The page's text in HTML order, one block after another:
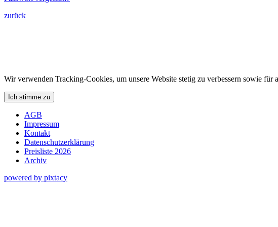
zurück
Wir verwenden Tracking-Cookies, um unsere Website stetig zu verbessern sowie für
Ich stimme zu
AGB
Impressum
Kontakt
Datenschutzerklärung
Preisliste 2026
Archiv
powered by pixtacy